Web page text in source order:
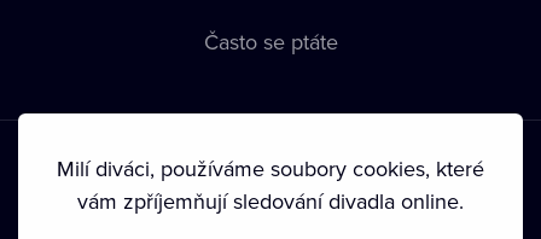
Často se ptáte
Milí diváci, používáme soubory cookies, které
vám zpříjemňují sledování divadla online.